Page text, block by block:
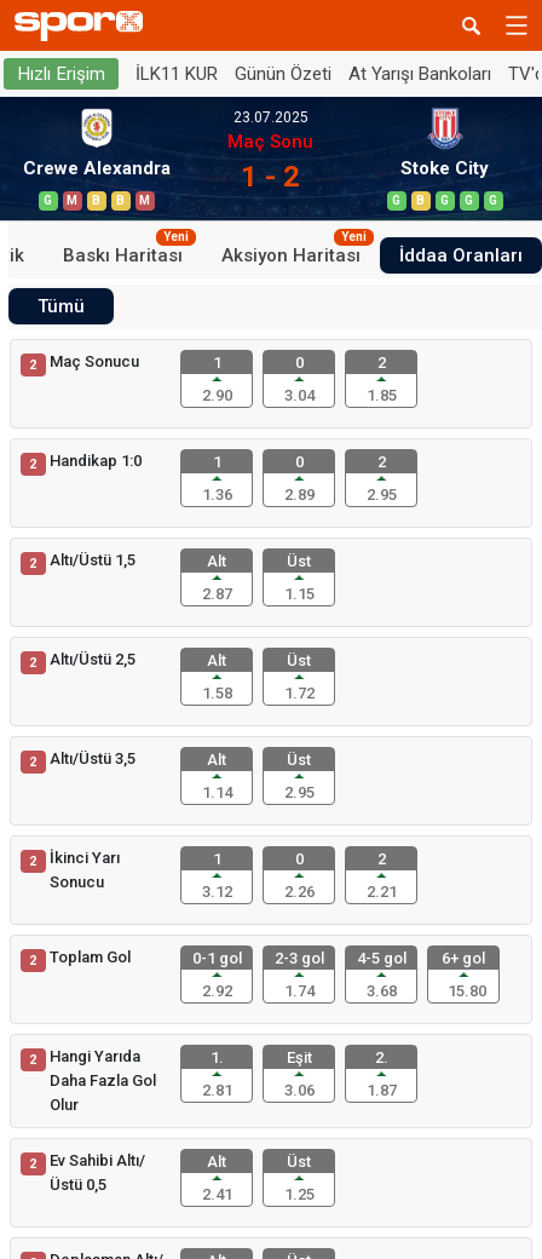
Hızlı Erişim İLK11 KUR Günün Özeti At Yarışı Bankoları
Crewe Alexandra
G M B B M
23.07.2025
Maç Sonu
1 - 2 Stoke City
G B G G G
Baskı Haritası
Yeni
Aksiyon Haritası
Yeni
İddaa Oranları
Tümü
2 Maç Sonucu
1
2.90
0
3.04
2
1.85
2 Handikap 1:0
1
1.36
0
2.89
2
2.95
2 Altı/Üstü 1,5
Alt
2.87
Üst
1.15
2 Altı/Üstü 2,5
Alt
1.58
Üst
1.72
2 Altı/Üstü 3,5
Alt
1.14
Üst
2.95
2
İkinci Yarı
Sonucu
1
3.12
0
2.26
2
2.21
2 Toplam Gol
0-1 gol
2.92
2-3 gol
1.74
4-5 gol
3.68
6+ gol
15.80
2
Hangi Yarıda
Daha Fazla Gol
Olur
1.
2.81
Eşit
3.06
2.
1.87
2
Ev Sahibi Altı/
Üstü 0,5
Alt
2.41
Üst
1.25